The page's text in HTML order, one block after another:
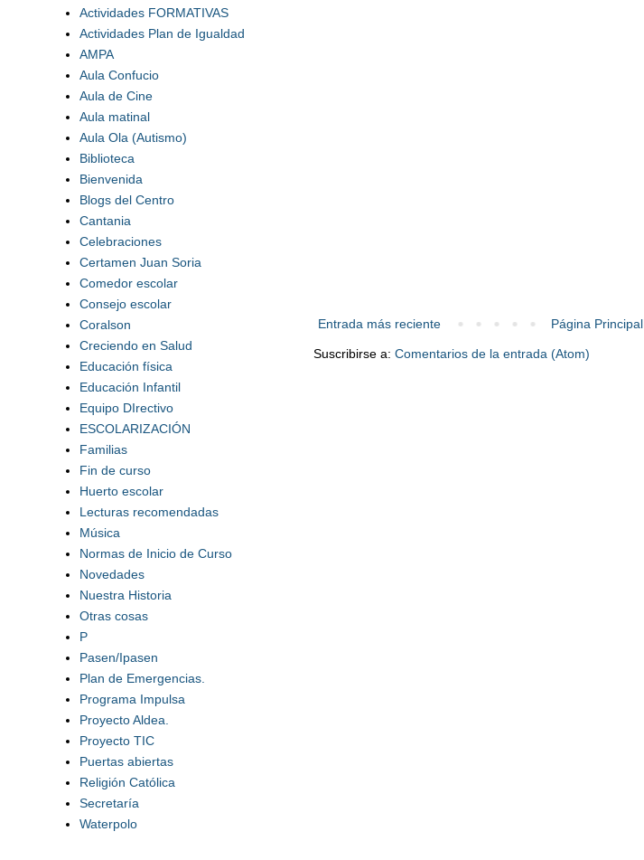
Entrada más reciente Página Principal
Suscribirse a: Comentarios de la entrada (Atom)
Actividades FORMATIVAS
Actividades Plan de Igualdad
AMPA
Aula Confucio
Aula de Cine
Aula matinal
Aula Ola (Autismo)
Biblioteca
Bienvenida
Blogs del Centro
Cantania
Celebraciones
Certamen Juan Soria
Comedor escolar
Consejo escolar
Coralson
Creciendo en Salud
Educación física
Educación Infantil
Equipo DIrectivo
ESCOLARIZACIÓN
Familias
Fin de curso
Huerto escolar
Lecturas recomendadas
Música
Normas de Inicio de Curso
Novedades
Nuestra Historia
Otras cosas
P
Pasen/Ipasen
Plan de Emergencias.
Programa Impulsa
Proyecto Aldea.
Proyecto TIC
Puertas abiertas
Religión Católica
Secretaría
Waterpolo